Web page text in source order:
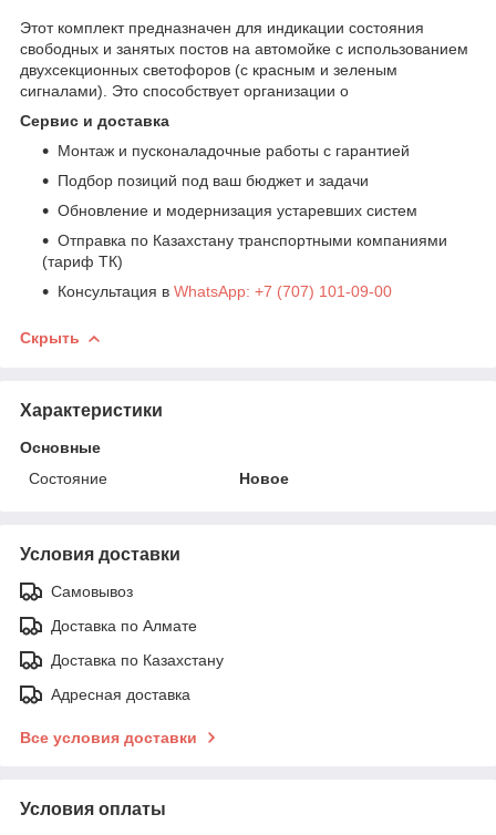
Этот комплект предназначен для индикации состояния
свободных и занятых постов на автомойке с использованием
двухсекционных светофоров (с красным и зеленым
сигналами). Это способствует организации о
Сервис и доставка
Монтаж и пусконаладочные работы с гарантией
Подбор позиций под ваш бюджет и задачи
Обновление и модернизация устаревших систем
Отправка по Казахстану транспортными компаниями
(тариф ТК)
Консультация в WhatsApp: +7 (707) 101-09-00
Скрыть
Характеристики
Основные
Состояние
Новое
Условия доставки
Самовывоз
Доставка по Алмате
Доставка по Казахстану
Адресная доставка
Все условия доставки
Условия оплаты